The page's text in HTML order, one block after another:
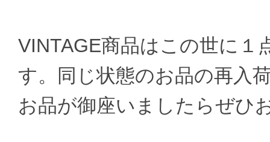
VINTAGE商品はこの世に１
す。同じ状態のお品の再入
お品が御座いましたらぜひ